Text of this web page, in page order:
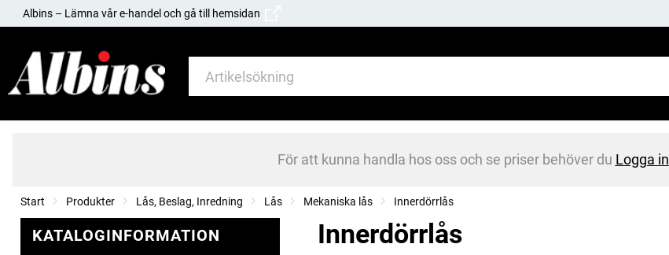
Albins – Lämna vår e-handel och gå till hemsidan
För att kunna handla hos oss och se priser behöver du Logga in
Start Produkter Lås, Beslag, Inredning Lås Mekaniska lås Innerdörrlås
KATALOGINFORMATION Innerdörrlås